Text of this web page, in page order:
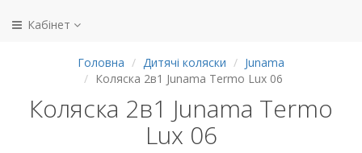
Кабінет
Головна Дитячі коляски
Junama
Коляска 2в1 Junama Termo Lux 06
Коляска 2в1 Junama Termo
Lux 06